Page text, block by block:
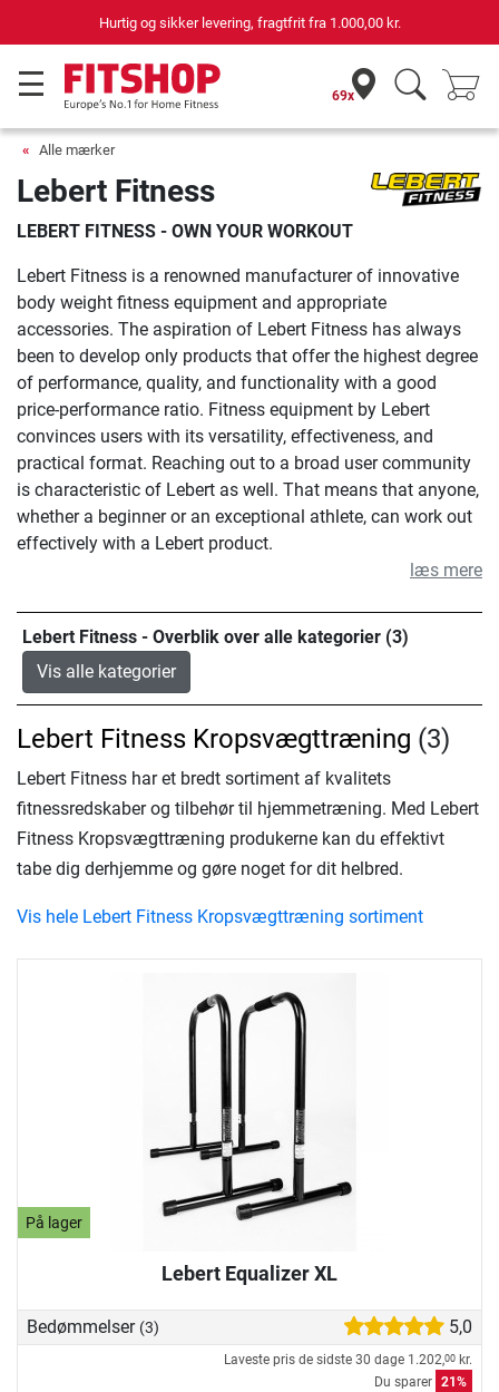
Hurtig og sikker levering, fragtfrit fra 1.000,00 kr.
69x
Alle mærker
Lebert Fitness
LEBERT FITNESS - OWN YOUR WORKOUT
Lebert Fitness is a renowned manufacturer of innovative
body weight fitness equipment and appropriate
accessories. The aspiration of Lebert Fitness has always
been to develop only products that offer the highest degree
of performance, quality, and functionality with a good
price-performance ratio. Fitness equipment by Lebert
convinces users with its versatility, effectiveness, and
practical format. Reaching out to a broad user community
is characteristic of Lebert as well. That means that anyone,
whether a beginner or an exceptional athlete, can work out
effectively with a Lebert product.
læs mere
Lebert Fitness - Overblik over alle kategorier (3)
Vis alle kategorier
På lager
Lebert Equalizer XL
Bedømmelser (3) 5,0
Laveste pris de sidste 30 dage 1.202,00 kr.
Du sparer 21%
Lebert Fitness Kropsvægttræning (3)
Lebert Fitness har et bredt sortiment af kvalitets
fitnessredskaber og tilbehør til hjemmetræning. Med Lebert
Fitness Kropsvægttræning produkerne kan du effektivt
tabe dig derhjemme og gøre noget for dit helbred.
Vis hele Lebert Fitness Kropsvægttræning sortiment